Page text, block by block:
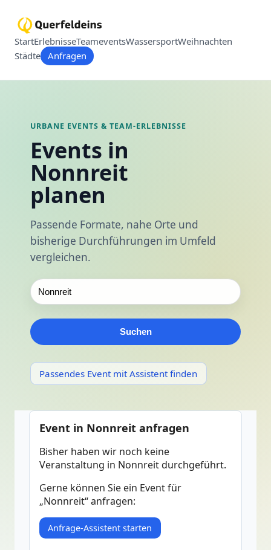
StartErlebnisseTeameventsWassersportWeihnachten
Städte Anfragen
URBANE EVENTS & TEAM-ERLEBNISSE
Events in
Nonnreit
planen
Passende Formate, nahe Orte und
bisherige Durchführungen im Umfeld
vergleichen.
Suchen
Passendes Event mit Assistent finden
Event in Nonnreit anfragen
Bisher haben wir noch keine
Veranstaltung in Nonnreit durchgeführt.
Gerne können Sie ein Event für
„Nonnreit“ anfragen:
Anfrage-Assistent starten